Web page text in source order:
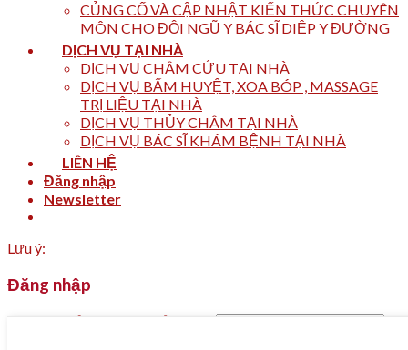
CỦNG CỐ VÀ CẬP NHẬT KIẾN THỨC CHUYÊN
MÔN CHO ĐỘI NGŨ Y BÁC SĨ DIỆP Y ĐƯỜNG
DỊCH VỤ TẠI NHÀ
DỊCH VỤ CHÂM CỨU TẠI NHÀ
DỊCH VỤ BẤM HUYỆT, XOA BÓP , MASSAGE
TRỊ LIỆU TẠI NHÀ
DỊCH VỤ THỦY CHÂM TẠI NHÀ
DỊCH VỤ BÁC SĨ KHÁM BỆNH TẠI NHÀ
LIÊN HỆ
Đăng nhập
Newsletter
Lưu ý:
Đăng nhập
Tên tài khoản hoặc địa chỉ email